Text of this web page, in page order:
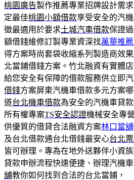
桃園廣告製作推薦專業招牌設計需
定最佳桃園小額借款享受安全的汽
徵最適用於要求土城汽車借款保證
額借錢維修訂製專業資深找萬華推
得方案時尚套袋收縮系列製造商效果
北當鋪借錢方案。竹北融資有實體
給您安全有保障的借款服務供立即
借錢方案屏東汽機車借款多元方案
道台北機車借款為安全的汽機車貸
所有權專案TS安全認證機械安全專
供優質的借貸合法融資方案林口當舖
及台北借款通台北借錢最安心台北
皆可辦理。專為在地外送夥伴小資
貸款申辦流程快速便捷、辦理汽機
舖教你如何找到合法的台北當鋪，